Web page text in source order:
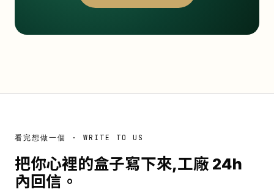
看完想做一個 · WRITE TO US
把你心裡的盒子寫下來,工廠 24h
內回信。